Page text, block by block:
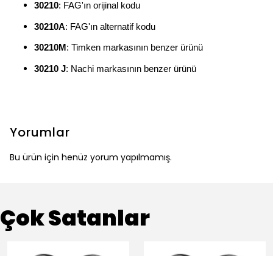
30210: FAG'ın orijinal kodu
30210A: FAG'ın alternatif kodu
30210M : Timken markasının benzer ürünü
30210 J: Nachi markasının benzer ürünü
Yorumlar
Bu ürün için henüz yorum yapılmamış.
Çok Satanlar